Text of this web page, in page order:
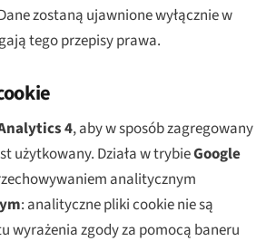
zostaną ujawnione wyłącznie w
tego przepisy prawa.
4, aby w sposób zagregowany
użytkowany. Działa w trybieGoogle
analitycznym
: analityczne pliki cookie nie są
wyrażenia zgody za pomocą baneru